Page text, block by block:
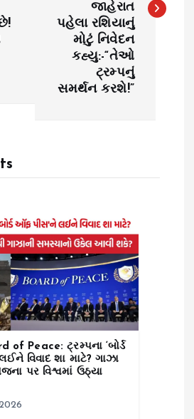
જાહેરાત
પહેલા રશિયાનું
મોટું નિવેદન
કહ્યુ:-“તેઓ
ટ્રમ્પનું
સમર્થન કરશે!”
of Peace: ટ્રમ્પના ‘બોર્ડ
વિવાદ શા માટે? ગાઝા
પર વિશ્વમાં ઉઠ્યા